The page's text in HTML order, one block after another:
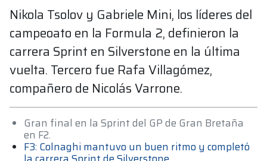
Nikola Tsolov y Gabriele Mini, los líderes del
campeoato en la Formula 2, definieron la
carrera Sprint en Silverstone en la última
vuelta. Tercero fue Rafa Villagómez,
compañero de Nicolás Varrone.
Gran final en la Sprint del GP de Gran Bretaña
en F2.
F3: Colnaghi mantuvo un buen ritmo y completó